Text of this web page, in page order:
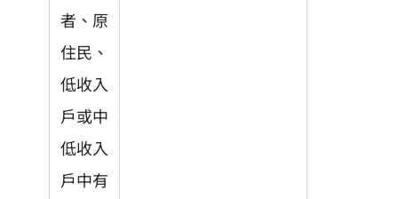
者、原
住民、
低收入
戶或中
低收入
戶中有